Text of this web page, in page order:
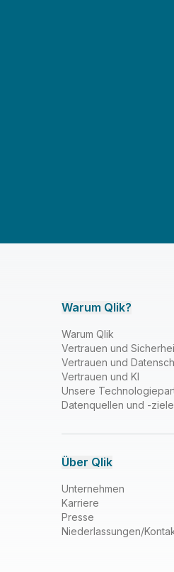
Warum Qlik?
Warum Qlik
Vertrauen und
Vertrauen und
Vertrauen und KI
Unsere
Datenquellen und -ziele
Über Qlik
Unternehmen
Karriere
Presse
Niederlassungen/